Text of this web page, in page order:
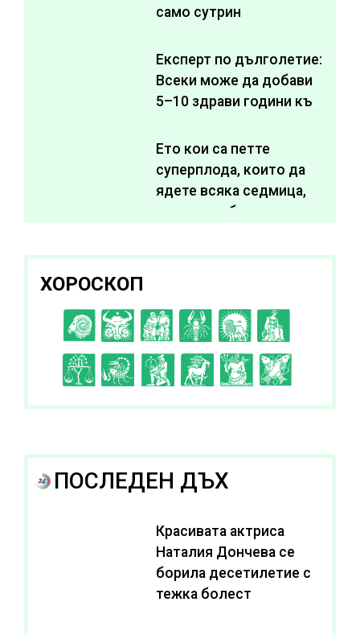
само сутрин
Експерт по дълголетие:
Всеки може да добави
5–10 здрави години към
Ето кои са петте
суперплода, които да
ядете всяка седмица,
за да подобрите
ХОРОСКОП
C D EFGH
I J K L A B
ПОСЛЕДЕН ДЪХ
Красивата актриса
Наталия Дончева се
борила десетилетие с
тежка болест